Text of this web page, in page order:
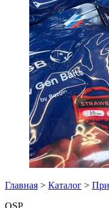
Главная > Каталог >
OSP